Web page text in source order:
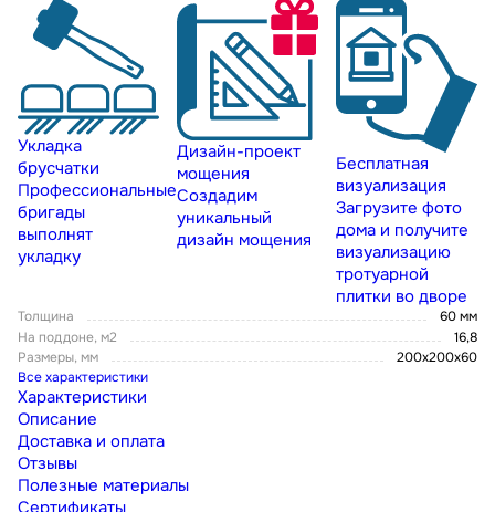
Укладка
брусчатки
Профессиональные
бригады
выполнят
укладку
Дизайн-проект
мощения
Создадим
уникальный
дизайн мощения
Бесплатная
визуализация
Загрузите фото
дома и получите
визуализацию
тротуарной
плитки во дворе
Толщина
60 мм
На поддоне, м2
16,8
Размеры, мм
200х200х60
Все характеристики
Характеристики
Описание
Доставка и оплата
Отзывы
Полезные материалы